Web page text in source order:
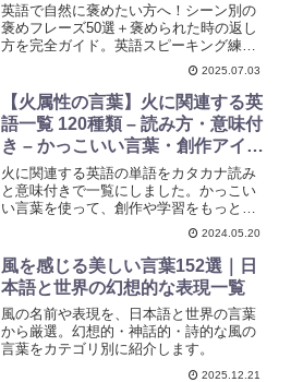
英語で自然に褒めたい方へ！シーン別の
褒めフレーズ50選＋褒められた時の返し
方を完全ガイド。英語スピーキング練習
やオンライン英会話にも活用できます。
2025.07.03
【火属性の言葉】火に関連する英
語一覧 120種類 – 読み方・意味付
き – かっこいい言葉・創作アイデ
ア・言語学習支援
火に関連する英語の単語をカタカナ読み
と意味付きで一覧にしました。かっこい
い言葉を使って、創作や学習をもっと楽
2024.05.20
風を感じる美しい言葉152選｜日
本語と世界の幻想的な表現一覧
風の名前や表現を、日本語と世界の言葉
から厳選。幻想的・神話的・詩的な風の
言葉をカテゴリ別に紹介します。
2025.12.21